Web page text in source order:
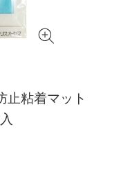
止粘着マット